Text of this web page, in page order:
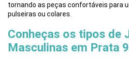
tornando as peças confortáveis para
pulseiras ou colares.
Conheças os tipos de
Masculinas em Prata